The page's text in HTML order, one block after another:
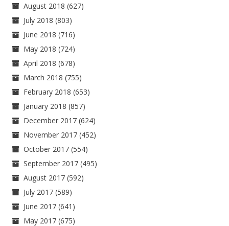
August 2018 (627)
July 2018 (803)
June 2018 (716)
May 2018 (724)
April 2018 (678)
March 2018 (755)
February 2018 (653)
January 2018 (857)
December 2017 (624)
November 2017 (452)
October 2017 (554)
September 2017 (495)
August 2017 (592)
July 2017 (589)
June 2017 (641)
May 2017 (675)